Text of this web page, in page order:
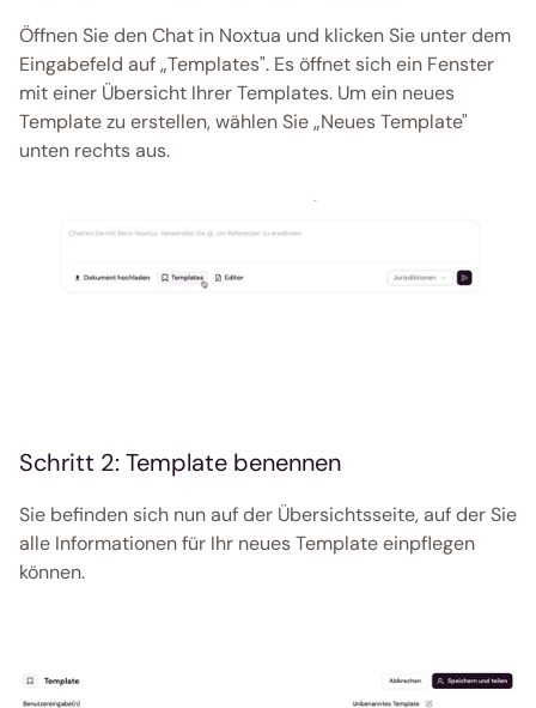
Öffnen Sie den Chat in Noxtua und klicken Sie unter dem
Eingabefeld auf „Templates". Es öffnet sich ein Fenster
mit einer Übersicht Ihrer Templates. Um ein neues
Template zu erstellen, wählen Sie „Neues Template"
unten rechts aus.
Schritt 2: Template benennen
Sie befinden sich nun auf der Übersichtsseite, auf der Sie
alle Informationen für Ihr neues Template einpflegen
können.